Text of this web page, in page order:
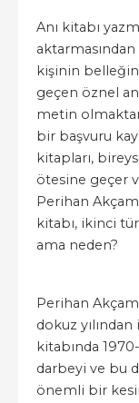
Anı kitabı
kişinin
geçen öznel
metin
bir başvuru
kitapları,
ötesine geçer
Perihan
kitabı, ikinci
ama neden?
Perihan
dokuz
kitabında
darbeyi ve bu
önemli bir